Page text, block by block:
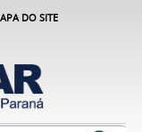
DO SITE